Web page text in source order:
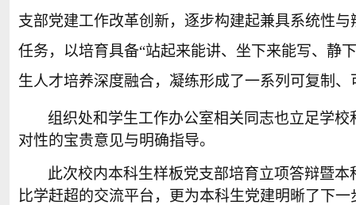
支部党建工作改革创新，逐步构建起兼具系统性
任务，以培育具备“站起来能讲、坐下来能写、静
生人才培养深度融合，凝练形成了一系列可复制
组织处和学生工作办公室相关同志也立足学
对性的宝贵意见与明确指导。
此次校内本科生样板党支部培育立项答辩暨
比学赶超的交流平台，更为本科生党建明晰了下